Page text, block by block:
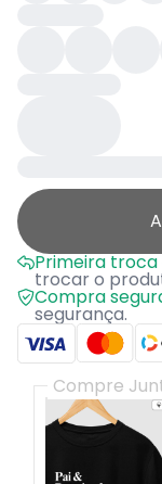
Primeira troca
trocar o
Compra
segurança.
Compre